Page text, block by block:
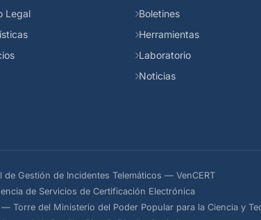
Legal
Boletines
Herramientas
Laboratorio
Noticias
de Gestión de Incidentes Telemáticos — VenCERT
de Servicios de Certificación Electrónica
Torre del Ministerio del Poder Popular para la Ciencia y